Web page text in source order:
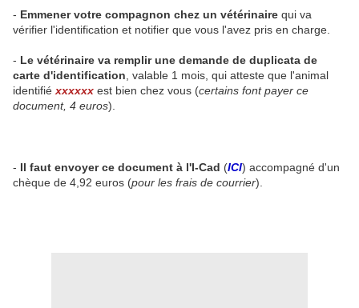
- Emmener votre compagnon chez un vétérinaire qui va
vérifier l'identification et notifier que vous l'avez pris en charge.
- Le vétérinaire va remplir une demande de duplicata de
carte d'identification , valable 1 mois, qui atteste que l'animal
identifié xxxxxx est bien chez vous (certains font payer ce
document, 4 euros).
- Il faut envoyer ce document à l'I-Cad (ICI) accompagné d'un
chèque de 4,92 euros (pour les frais de courrier).